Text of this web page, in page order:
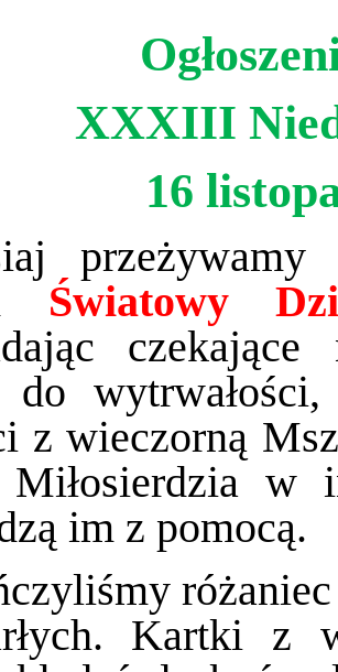
XXXIII
16
Światowy
do
z wieczorną
Miłosierdzia
im z pomocą.
Kartki z